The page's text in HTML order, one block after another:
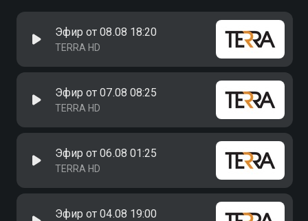
Эфир от 08.08 18:20
TERRA HD
Эфир от 07.08 08:25
TERRA HD
Эфир от 06.08 01:25
TERRA HD
Эфир от 04.08 19:00